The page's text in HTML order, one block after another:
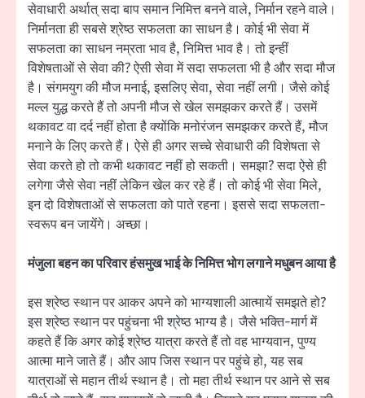
सेवाधारी अर्थात् सदा बाप समान निमित्त बनने वाले, निर्मान रहने वाले।
निर्मानता ही सबसे श्रेष्ठ सफलता का साधन है। कोई भी सेवा में
सफलता का साधन नम्रता भाव है, निमित्त भाव है। तो इन्हीं
विशेषताओं से सेवा की? ऐसी सेवा में सदा सफलता भी है और सदा मौज
है। संगमयुग की मौज मनाई, इसलिए सेवा, सेवा नहीं लगी। जैसे कोई
मल्ल युद्ध करते हैं तो अपनी मौज से खेल समझकर करते हैं। उसमें
थकावट वा दर्द नहीं होता है क्योंकि मनोरंजन समझकर करते हैं, मौज
मनाने के लिए करते हैं। ऐसे ही अगर सच्चे सेवाधारी की विशेषता से
सेवा करते हो तो कभी थकावट नहीं हो सकती। समझा? सदा ऐसे ही
लगेगा जैसे सेवा नहीं लेकिन खेल कर रहे हैं। तो कोई भी सेवा मिले,
इन दो विशेषताओं से सफलता को पाते रहना। इससे सदा सफलता-
स्वरूप बन जायेंगे। अच्छा।
मंजुला बहन का परिवार हंसमुख भाई के निमित्त भोग लगाने मधुबन आया है
इस श्रेष्ठ स्थान पर आकर अपने को भाग्यशाली आत्मायें समझते हो?
इस श्रेष्ठ स्थान पर पहुंचना भी श्रेष्ठ भाग्य है। जैसे भक्ति-मार्ग में
कहते हैं कि अगर कोई श्रेष्ठ यात्रा करते हैं तो वह भाग्यवान, पुण्य
आत्मा माने जाते हैं। और आप जिस स्थान पर पहुंचे हो, यह सब
यात्राओं से महान तीर्थ स्थान है। तो महा तीर्थ स्थान पर आने से सब